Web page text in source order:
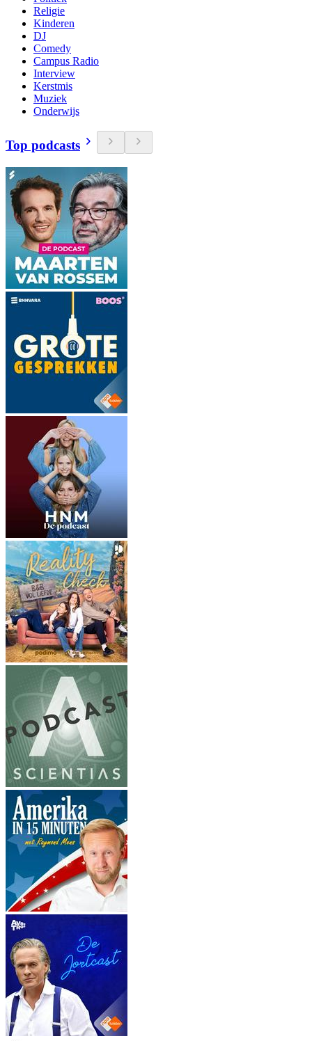
Religie
Kinderen
DJ
Comedy
Campus Radio
Interview
Kerstmis
Muziek
Onderwijs
Top podcasts